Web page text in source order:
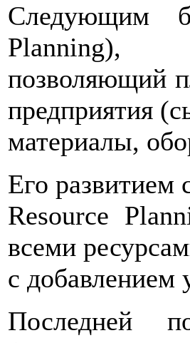
Planning),
позволяющий
предприятия
материалы,
Его развитием
Resource
всеми
с добавлением
Последней